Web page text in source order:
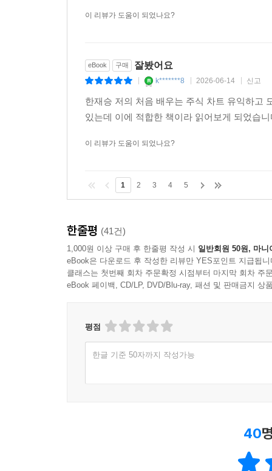
애널리스트 리포트, 어디까지 참고할까?
PART 8. ETF, 미국식 분산 투자의 시작
주식처럼 거래되는 펀드
ETF가 좋은 출발점인 이유
ETF, 한계를 알면 활용법이 보입니다
배당 ETF: 꼬박꼬박 현금 받기
레버리지&인버스 ETF: 같은 시장, 전혀 다른 속도
ETF CHECK: ETF를 검색하는 방법
나에게 맞는 ETF 조합 만들기
[이번 파트 요약] ETF 입문자들이 자주 묻는 질문
기업은 왜 배당금을 나눠줄까?
배당주, 이런 분께 추천합니다
배당 일정부터 수익률까지: 배당 투자의 핵심
[이번 파트 요약] 실전 연습: 100만 원으로 시작하
이 리뷰가 도움이 되었나요?
eBook 구매 잘봤어요
k*******8 2026-06-14 신고
한재승 저의 처음 배우는 주식 차트 유익하고
있는데 이에 적합한 책이라 읽어보게 되었습
이 리뷰가 도움이 되었나요?
1 2 3 4 5
한줄평 (41건)
1,000원 이상 구매 후 한줄평 작성 시 일반회원 50원, 마니
eBook은 다운로드 후 작성한 리뷰만 YES포인트 지급됩니
클래스는 첫번째 회차 주문확정 시점부터 마지막 회차 주
eBook 페이백, CD/LP, DVD/Blu-ray, 패션 및 판매금지 상
평점
한글 기준 50자까지 작성가능
40